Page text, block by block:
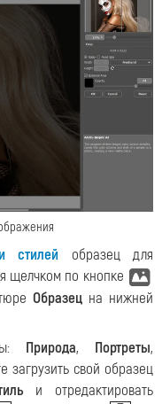
стилей образец для
щелчком по кнопке
Образец на нижней
Природа, Портреты,
загрузить свой образец
и отредактировать